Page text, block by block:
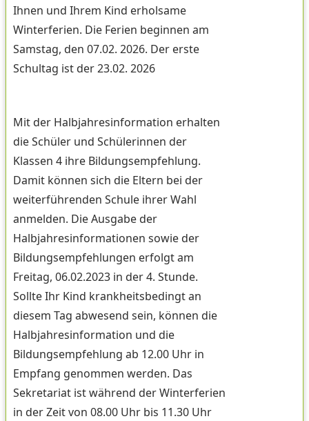
Ihnen und Ihrem Kind erholsame
Winterferien. Die Ferien beginnen am
Samstag, den 07.02. 2026. Der erste
Schultag ist der 23.02. 2026
Mit der Halbjahresinformation erhalten
die Schüler und Schülerinnen der
Klassen 4 ihre Bildungsempfehlung.
Damit können sich die Eltern bei der
weiterführenden Schule ihrer Wahl
anmelden. Die Ausgabe der
Halbjahresinformationen sowie der
Bildungsempfehlungen erfolgt am
Freitag, 06.02.2023 in der 4. Stunde.
Sollte Ihr Kind krankheitsbedingt an
diesem Tag abwesend sein, können die
Halbjahresinformation und die
Bildungsempfehlung ab 12.00 Uhr in
Empfang genommen werden. Das
Sekretariat ist während der Winterferien
in der Zeit von 08.00 Uhr bis 11.30 Uhr